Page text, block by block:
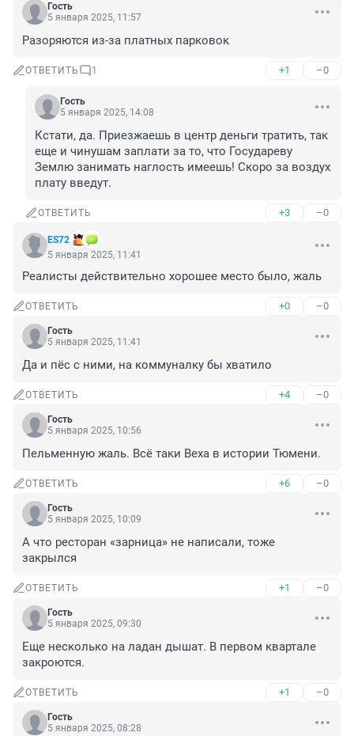
Гость
5 января 2025, 11:57
Разоряются из-за платных парковок
ОТВЕТИТЬ 1 +1 –0
Гость
5 января 2025, 14:08
Кстати, да. Приезжаешь в центр деньги тратить, так
еще и чинушам заплати за то, что Государеву
Землю занимать наглость имеешь! Скоро за воздух
плату введут.
ОТВЕТИТЬ +3 –0
ES72
5 января 2025, 11:41
Реалисты действительно хорошее место было, жаль
ОТВЕТИТЬ +0 –0
Гость
5 января 2025, 11:41
Да и пёс с ними, на коммуналку бы хватило
ОТВЕТИТЬ +4 –0
Гость
5 января 2025, 10:56
Пельменную жаль. Всё таки Веха в истории Тюмени.
ОТВЕТИТЬ +6 –0
Гость
5 января 2025, 10:09
А что ресторан «зарница» не написали, тоже
закрылся
ОТВЕТИТЬ +1 –0
Гость
5 января 2025, 09:30
Еще несколько на ладан дышат. В первом квартале
закроются.
ОТВЕТИТЬ +1 –0
Гость
5 января 2025, 08:28